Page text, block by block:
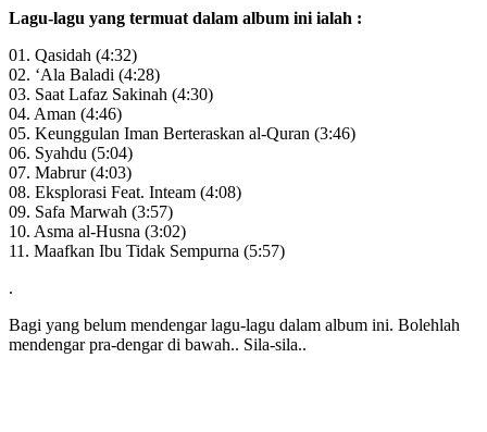
Lagu-lagu yang termuat dalam album ini ialah :
01. Qasidah (4:32)
02. ‘Ala Baladi (4:28)
03. Saat Lafaz Sakinah (4:30)
04. Aman (4:46)
05. Keunggulan Iman Berteraskan al-Quran (3:46)
06. Syahdu (5:04)
07. Mabrur (4:03)
08. Eksplorasi Feat. Inteam (4:08)
09. Safa Marwah (3:57)
10. Asma al-Husna (3:02)
11. Maafkan Ibu Tidak Sempurna (5:57)
.
Bagi yang belum mendengar lagu-lagu dalam album ini. Bolehlah
mendengar pra-dengar di bawah.. Sila-sila..